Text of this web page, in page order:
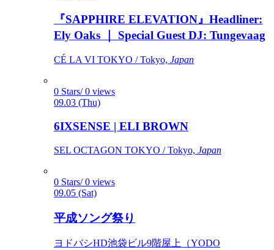
『SAPPHIRE ELEVATION』Headliner:
Ely Oaks ｜ Special Guest DJ: Tungevaag
CÉ LA VI TOKYO / Tokyo, Japan
0 Stars/ 0 views
09.03 (Thu)
6IXSENSE | ELI BROWN
SEL OCTAGON TOKYO / Tokyo, Japan
0 Stars/ 0 views
09.05 (Sat)
平成ソング祭り
ヨドバシHD池袋ビル9階屋上（YODO